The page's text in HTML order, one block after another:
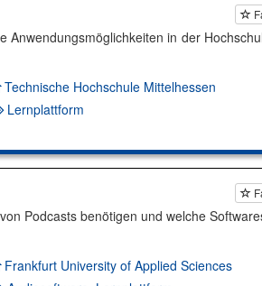
Anwendungsmöglichkeiten in der
Autor*in:
Technische Hochschule Mittelhessen
Lernplattform
Podcasts benötigen und welche
Autor*in:
Frankfurt University of Applied Sciences